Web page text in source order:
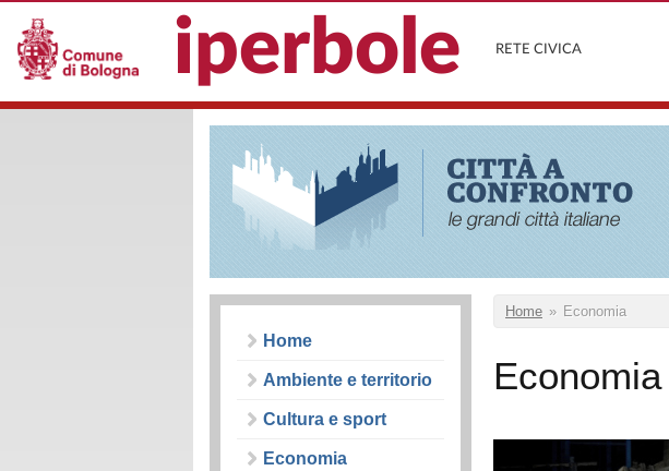
Salta al contenuto principaleiperbole RETE CIVICA
Città a
confronto
- Comune
di
Bologna
Home
Ambiente e territorio
Cultura e sport
Economia
Tu sei qui
Home » Economia
Economia
lavoro3_700.jpg